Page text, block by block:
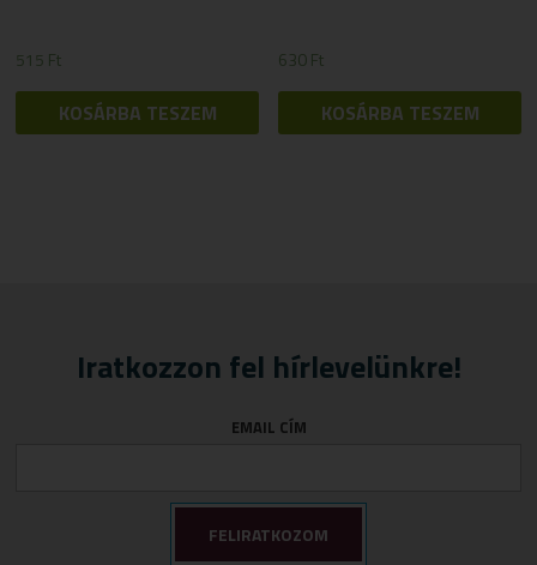
515 Ft
KOSÁRBA TESZEM
630Ft
KOSÁRBA TESZEM
Iratkozzon fel hírlevelünkre!
EMAIL CÍM